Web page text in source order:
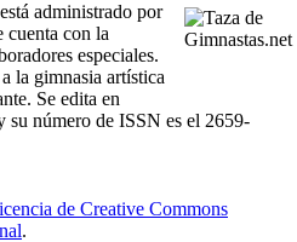
administrado por
cuenta con la
especiales.
la gimnasia artística
Se edita en
su número de ISSN es el 2659-
de Creative Commons
.